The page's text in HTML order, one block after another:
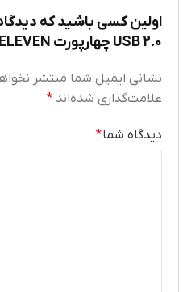
اولین کسی باشید که
USB 2.0 چهارپورت ELEVEN ایلون مدل H202”
نشانی ایمیل شما منتشر
علامت‌گذاری شده‌اند *
دیدگاه شما*